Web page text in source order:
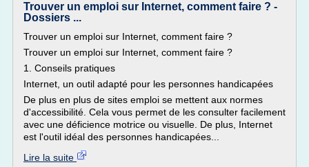
Trouver un emploi sur Internet, comment faire ? -
Dossiers ...
Trouver un emploi sur Internet, comment faire ?
Trouver un emploi sur Internet, comment faire ?
1. Conseils pratiques
Internet, un outil adapté pour les personnes handicapées
De plus en plus de sites emploi se mettent aux normes
d'accessibilité. Cela vous permet de les consulter facilement
avec une déficience motrice ou visuelle. De plus, Internet
est l'outil idéal des personnes handicapées...
Lire la suite